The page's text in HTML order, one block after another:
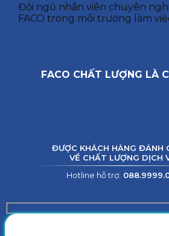
Đội ngũ nhân viên chuyên
FACO trong môi trường làm
FACO CHẤT LƯỢNG LÀ
ĐƯỢC KHÁCH HÀNG ĐÁNH
VỀ CHẤT LƯỢNG DỊCH
Hotline hỗ trợ: